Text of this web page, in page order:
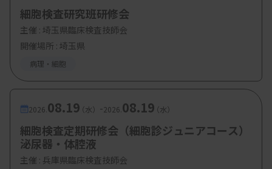
細胞検査研究班研修会
主催 : 埼玉県臨床検査技師会
開催場所 : 埼玉県
病理・細胞
2026. 08.19（水） -2026. 08.19（水）
細胞検査定期研修会（細胞診ジュニアコース）
泌尿器・体腔液
主催 : 兵庫県臨床検査技師会